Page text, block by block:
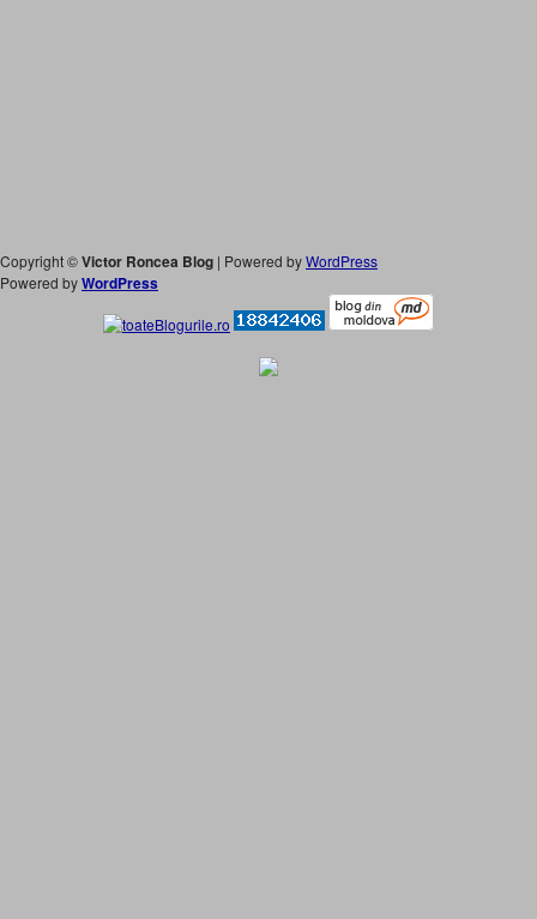
Copyright ©Victor Roncea Blog | Powered byWordPress
Powered byWordPress